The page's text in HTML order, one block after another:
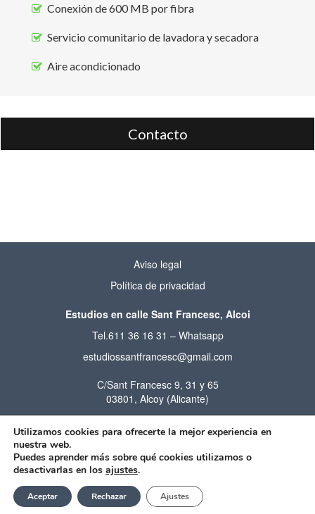
Conexión de 600 MB por fibra
Servicio comunitario de lavadora y secadora
Aire acondicionado
Contacto
Aviso legal
Política de privacidad
Estudios en calle Sant Francesc, Alcoi
Tel.611 36 16 31 – Whatsapp
estudiossantfrancesc@gmail.com
C/Sant Francesc 9, 31 y 65
03801, Alcoy (Alicante)
Horario de llamadas:
09:00 – 22:00
Estudios Sant Francesc © 2026
Desarrollado y diseñado por
Utilizamos cookies para ofrecerte la mejor experiencia en
nuestra web.
Puedes aprender más sobre qué cookies utilizamos o
desactivarlas en los ajustes.
Aceptar Rechazar Ajustes